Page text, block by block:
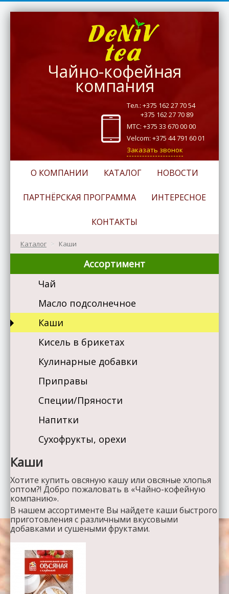
Чайно-кофейная
компания
Тел.: +375 162 27 70 54
+375 162 27 70 89
МТС: +375 33 670 00 00
Velcom: +375 44 791 60 01
Заказать звонок
О КОМПАНИИ КАТАЛОГ НОВОСТИ
ПАРТНЁРСКАЯ ПРОГРАММА ИНТЕРЕСНОЕ
КОНТАКТЫ
Каталог > Каши
Ассортимент
Чай
Масло подсолнечное
Каши
Кисель в брикетах
Кулинарные добавки
Приправы
Специи/Пряности
Напитки
Сухофрукты, орехи
Каши
Хотите купить овсяную кашу или овсяные хлопья
оптом?! Добро пожаловать в «Чайно-кофейную
компанию».
В нашем ассортименте Вы найдете каши быстрого
приготовления с различными вкусовыми
добавками и сушеными фруктами.